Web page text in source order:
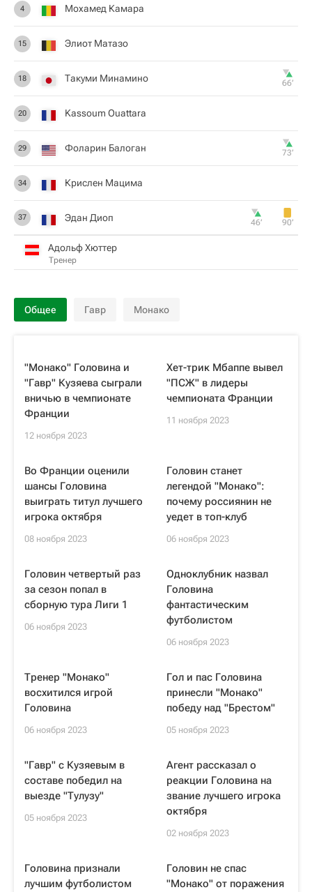
4 Мохамед Камара
15 Элиот Матазо
18 Такуми Минамино 66‎’‎
20 Kassoum Ouattara
29 Фоларин Балоган 73‎’‎
34 Крислен Мацима
37 Эдан Диоп 46‎’‎ 90‎’‎
Адольф Хюттер
Тренер
Общее Гавр Монако
"Монако" Головина и
"Гавр" Кузяева сыграли
вничью в чемпионате
Франции
12 ноября 2023
Хет-трик Мбаппе вывел
"ПСЖ" в лидеры
чемпионата Франции
11 ноября 2023
Во Франции оценили
шансы Головина
выиграть титул лучшего
игрока октября
08 ноября 2023
Головин станет
легендой "Монако":
почему россиянин не
уедет в топ-клуб
06 ноября 2023
Головин четвертый раз
за сезон попал в
сборную тура Лиги 1
06 ноября 2023
Одноклубник назвал
Головина
фантастическим
футболистом
06 ноября 2023
Тренер "Монако"
восхитился игрой
Головина
06 ноября 2023
Гол и пас Головина
принесли "Монако"
победу над "Брестом"
05 ноября 2023
"Гавр" с Кузяевым в
составе победил на
выезде "Тулузу"
05 ноября 2023
Агент рассказал о
реакции Головина на
звание лучшего игрока
октября
02 ноября 2023
Головина признали
лучшим футболистом
Головин не спас
"Монако" от поражения